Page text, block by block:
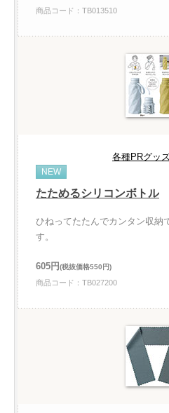
商品コード：TB013510
各種PRグッ
NEW
たためるシリコンボトル
ひねってたたんでカンタン収納
す。
605円(税抜価格550円)
商品コード：TB027200